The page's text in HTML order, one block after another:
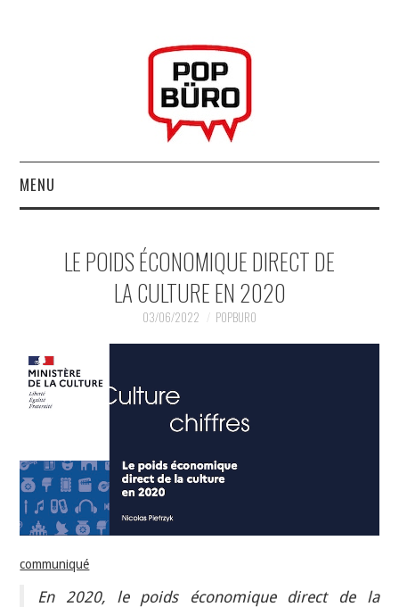
MENU
MUSIQUESACTUELLES.NET
GABBA GABBA HEY !
LES LABELS
INDÉPENDANTS
DOKO
LE POIDS ÉCONOMIQUE DIRECT DE
LA CULTURE EN 2020
03/06/2022 POPBURO
communiqué
En 2020, le poids économique direct de la